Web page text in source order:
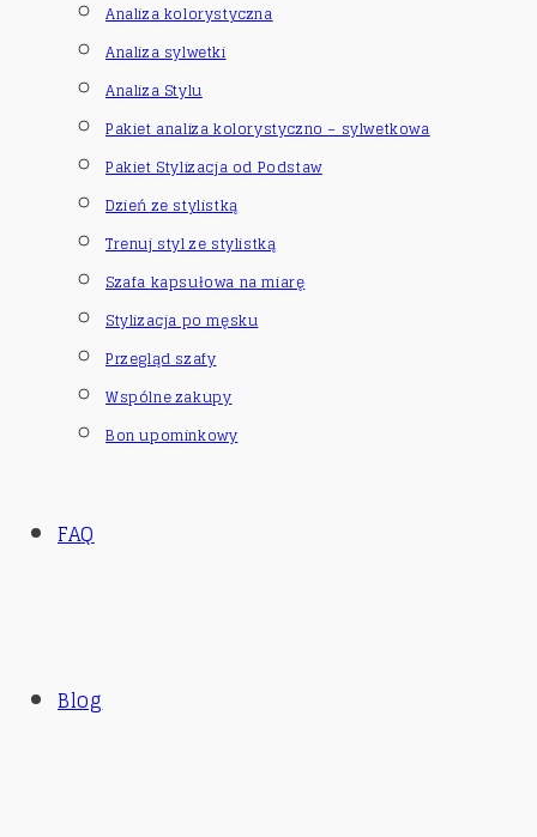
Analiza kolorystyczna
Analiza sylwetki
Analiza Stylu
Pakiet analiza kolorystyczno – sylwetkowa
Pakiet Stylizacja od Podstaw
Dzień ze stylistką
Trenuj styl ze stylistką
Szafa kapsułowa na miarę
Stylizacja po męsku
Przegląd szafy
Wspólne zakupy
Bon upominkowy
FAQ
Blog